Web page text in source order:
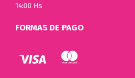
14:00 Hs
FORMAS DE PAGO